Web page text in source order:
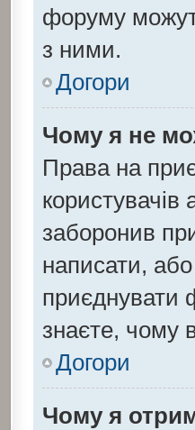
форуму
з ними.
Догори
Чому я не
Права на
заборонив
написати,
приєднувати
знаєте, чому
Догори
Чому я